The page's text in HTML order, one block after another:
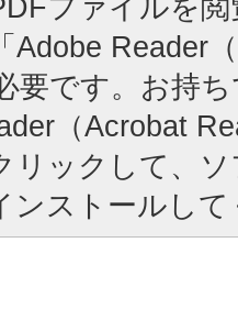
ファイルを
「Adobe Reader
要です。お持
（Acrobat
リックして、
ンストールし